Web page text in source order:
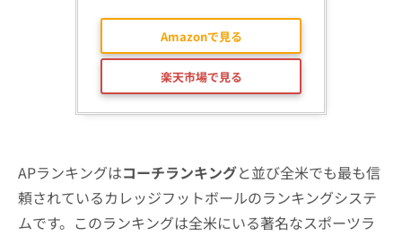
Amazonで見る
楽天市場で見る
APランキングはコーチランキングと並び全米でも最も信
頼されているカレッジフットボールのランキングシステ
ムです。このランキングは全米にいる著名なスポーツラ